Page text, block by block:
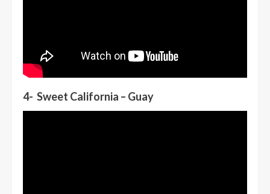
4- Sweet California – Guay